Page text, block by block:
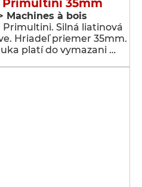
Primultini 35mm
Machines à bois
Silná liatinová
Hriadeľ priemer 35mm.
platí do vymazani …